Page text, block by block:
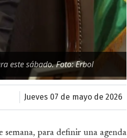
este sábado. Foto: Erbol
jueves 07 de mayo de 2026
para definir una agenda